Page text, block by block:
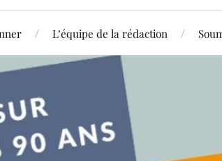
L’équipe de la rédaction